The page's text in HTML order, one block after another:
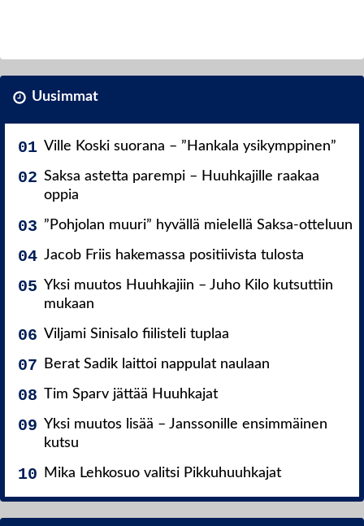
Uusimmat
Ville Koski suorana – ”Hankala ysikymppinen”
Saksa astetta parempi – Huuhkajille raakaa
oppia
”Pohjolan muuri” hyvällä mielellä Saksa-otteluun
Jacob Friis hakemassa positiivista tulosta
Yksi muutos Huuhkajiin – Juho Kilo kutsuttiin
mukaan
Viljami Sinisalo fiilisteli tuplaa
Berat Sadik laittoi nappulat naulaan
Tim Sparv jättää Huuhkajat
Yksi muutos lisää – Janssonille ensimmäinen
kutsu
Mika Lehkosuo valitsi Pikkuhuuhkajat